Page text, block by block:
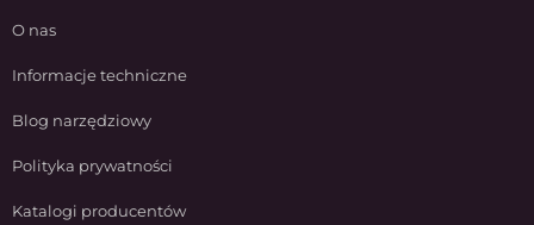
O nas
Informacje techniczne
Blog narzędziowy
Polityka prywatności
Katalogi producentów